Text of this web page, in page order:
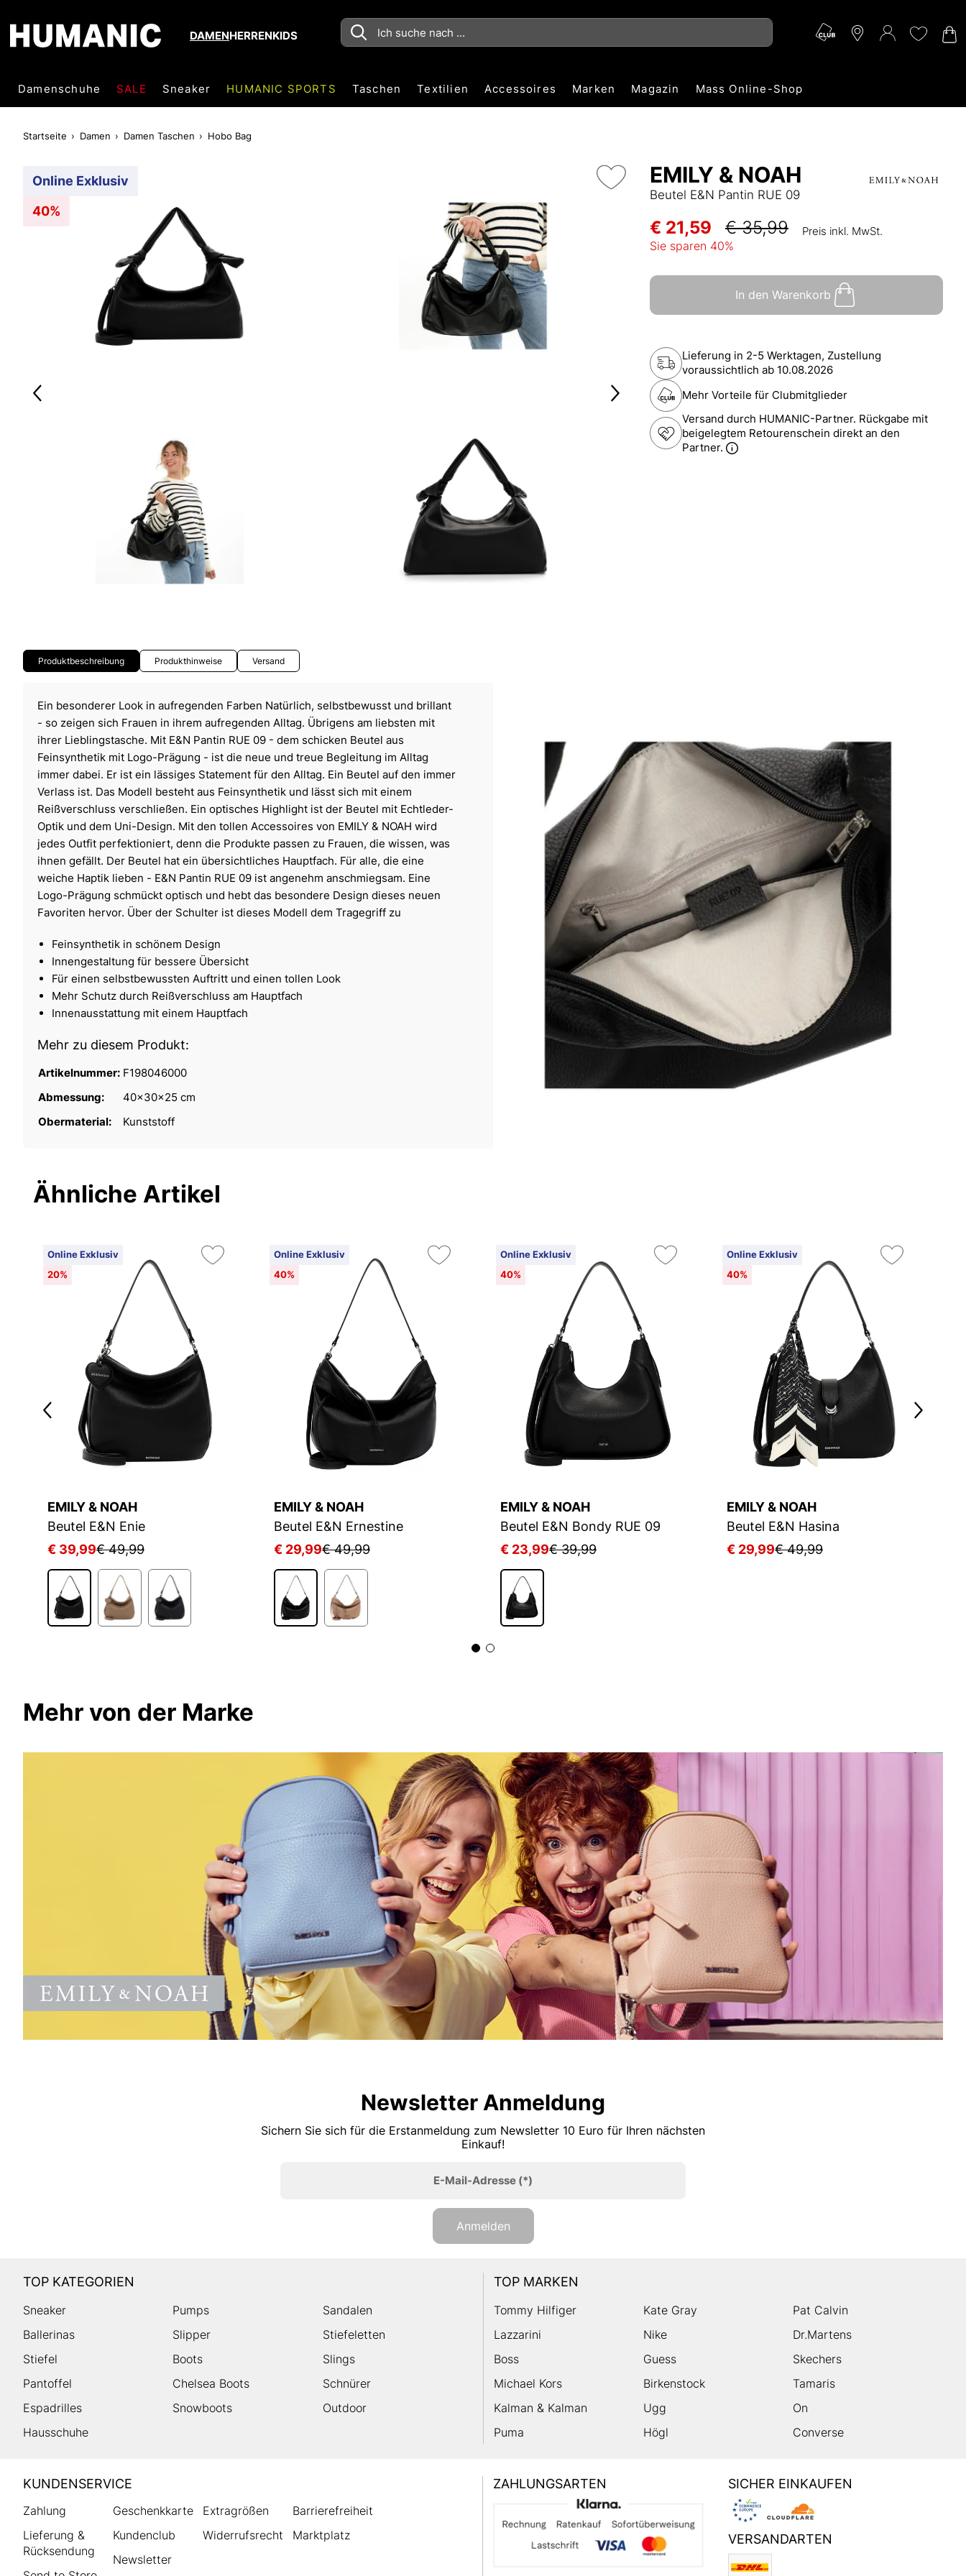
DAMENHERRENKIDS
Damenschuhe SALE Sneaker HUMANIC SPORTS Taschen Textilien Accessoires Marken Magazin Mass Online-Shop
Startseite Damen Damen Taschen Hobo Bag
Online Exklusiv
40%
EMILY & NOAH
Beutel E&N Pantin RUE 09
€ 21,59 € 35,99 Preis inkl. MwSt.
Sie sparen 40%
In den Warenkorb
Lieferung in 2-5 Werktagen, Zustellung
voraussichtlich ab 10.08.2026
Mehr Vorteile für Clubmitglieder
Versand durch HUMANIC-Partner. Rückgabe mit
beigelegtem Retourenschein direkt an den
Partner.
Produktbeschreibung Produkthinweise Versand
Ein besonderer Look in aufregenden Farben Natürlich, selbstbewusst und brillant
- so zeigen sich Frauen in ihrem aufregenden Alltag. Übrigens am liebsten mit
ihrer Lieblingstasche. Mit E&N Pantin RUE 09 - dem schicken Beutel aus
Feinsynthetik mit Logo-Prägung - ist die neue und treue Begleitung im Alltag
immer dabei. Er ist ein lässiges Statement für den Alltag. Ein Beutel auf den immer
Verlass ist. Das Modell besteht aus Feinsynthetik und lässt sich mit einem
Reißverschluss verschließen. Ein optisches Highlight ist der Beutel mit Echtleder-
Optik und dem Uni-Design. Mit den tollen Accessoires von EMILY & NOAH wird
jedes Outfit perfektioniert, denn die Produkte passen zu Frauen, die wissen, was
ihnen gefällt. Der Beutel hat ein übersichtliches Hauptfach. Für alle, die eine
weiche Haptik lieben - E&N Pantin RUE 09 ist angenehm anschmiegsam. Eine
Logo-Prägung schmückt optisch und hebt das besondere Design dieses neuen
Favoriten hervor. Über der Schulter ist dieses Modell dem Tragegriff zu
Feinsynthetik in schönem Design
Innengestaltung für bessere Übersicht
Für einen selbstbewussten Auftritt und einen tollen Look
Mehr Schutz durch Reißverschluss am Hauptfach
Innenausstattung mit einem Hauptfach
Mehr zu diesem Produkt:
Artikelnummer: F198046000
Abmessung:
40x30x25 cm
Obermaterial:
Kunststoff
Ähnliche Artikel
Online Exklusiv
20%
EMILY & NOAH
Beutel E&N Enie
€ 39,99€ 49,99
Online Exklusiv
40%
EMILY & NOAH
Beutel E&N Ernestine
€ 29,99€ 49,99
Online Exklusiv
40%
EMILY & NOAH
Beutel E&N Bondy RUE 09
€ 23,99€ 39,99
Online Exklusiv
40%
EMILY & NOAH
Beutel E&N Hasina
€ 29,99€ 49,99
Mehr von der Marke
Newsletter Anmeldung
Sichern Sie sich für die Erstanmeldung zum Newsletter 10 Euro für Ihren nächsten
Einkauf!
E-Mail-Adresse(*)
Anmelden
TOP KATEGORIEN
Sneaker Pumps
Sandalen
Ballerinas
Slipper
Stiefeletten
Stiefel
Boots
Slings
Pantoffel
Chelsea Boots
Schnürer
Espadrilles
Snowboots
Outdoor
Hausschuhe
TOP MARKEN
Tommy Hilfiger Kate Gray
Pat Calvin
Lazzarini
Nike
Dr.Martens
Boss
Guess
Skechers
Michael Kors
Birkenstock
Tamaris
Kalman & Kalman
Ugg
On
Puma
Högl Converse
HUMANIC
Footer
KUNDENSERVICE
Zahlung
Lieferung &
Rücksendung
Geschenkkarte
Kundenclub
Newsletter
Extragrößen
Widerrufsrecht
Barrierefreiheit
Marktplatz
ZAHLUNGSARTEN SICHER EINKAUFEN
VERSANDARTEN